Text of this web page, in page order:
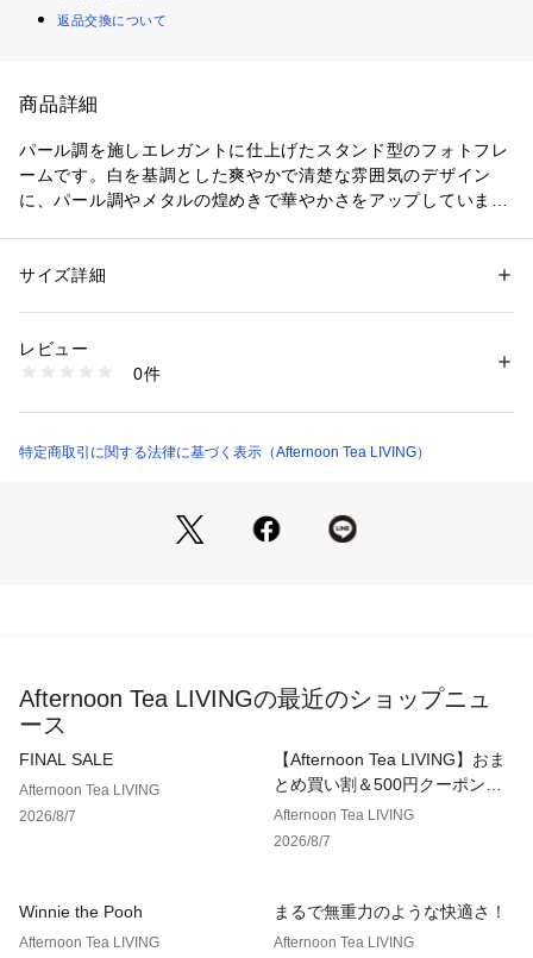
返品交換について
商品詳細
パール調を施しエレガントに仕上げたスタンド型のフォトフレ
ームです。白を基調とした爽やかで清楚な雰囲気のデザイン
に、パール調やメタルの煌めきで華やかさをアップしていま
紙を取り外せば最大2Lサイズの写真を飾ることも可能。誕生日
り、お好きなアートを入れたりとお好みに合わせて飾ることが
でき、インテリアや気分に合わせて中を入れ替えてお楽しみい
＊中に入る写真のサイズ/7×9.4cm
性別：レディース
真立て
生産国：中国製
3460000007389
サイズ詳細
レビュー
0件
特定商取引に関する法律に基づく表示（Afternoon Tea LIVING）
Afternoon Tea LIVINGの最近のショップニュ
ース
FINAL SALE
Afternoon Tea LIVING
2026/8/7
【Afternoon Tea LIVING】おま
とめ買い割＆500円クーポン！2
点以上で10％、3点以上で15％
OFF！
Afternoon Tea LIVING
2026/8/7
Winnie the Pooh
Afternoon Tea LIVING
まるで無重力のような快適さ！
Afternoon Tea LIVING